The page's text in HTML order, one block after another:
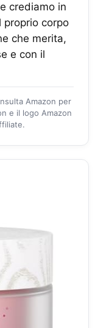
crediamo in
proprio corpo
che merita,
e con il
Amazon per
e il logo Amazon